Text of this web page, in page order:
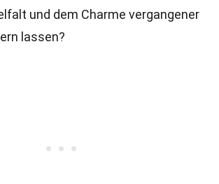
und dem Charme vergangener
lassen?